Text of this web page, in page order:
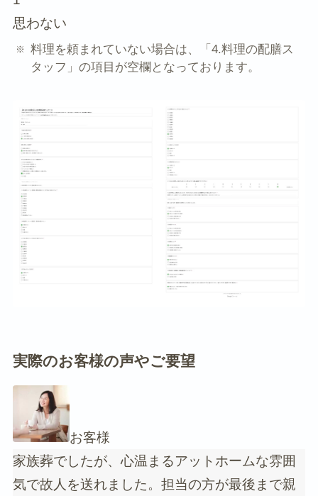
思わない
料理を頼まれていない場合は、「4.料理の配膳ス
タッフ」の項目が空欄となっております。
実際のお客様の声やご要望
お客様
家族葬でしたが、心温まるアットホームな雰囲
気で故人を送れました。担当の方が最後まで親